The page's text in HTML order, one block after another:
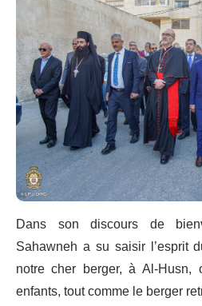
Dans son discours de
Sahawneh a su saisir l’esprit
notre cher berger, à Al-
enfants, tout comme le berger